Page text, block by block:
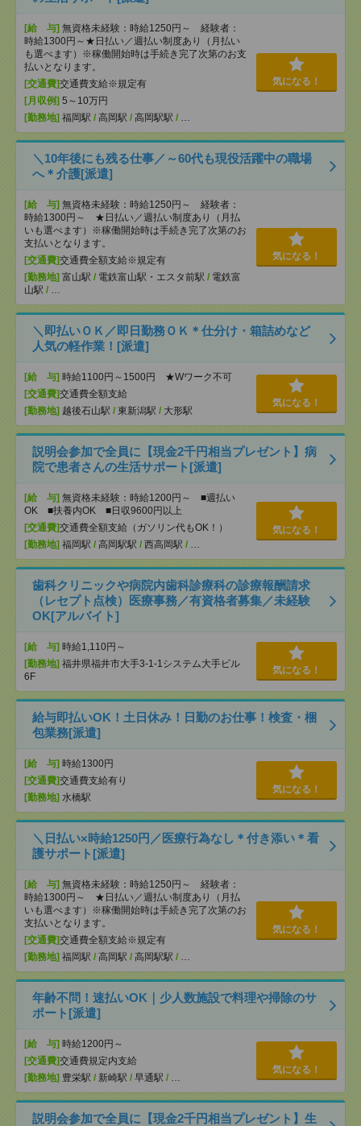
[給 与] 無資格未経験：時給1250円～ 経験者：
時給1300円～★日払い／週払い制度あり（月払い
も選べます）※稼働開始時は手続き完了次第のお支
払いとなります。
[交通費]交通費支給※規定有
[月収例] 5～10万円
[勤務地] 福岡駅 / 高岡駅 / 高岡駅駅 / …
気になる！
＼10年後にも残る仕事／～60代も現役活躍中の職場
へ＊介護[派遣]
[給 与] 無資格未経験：時給1250円～ 経験者：
時給1300円～ ★日払い／週払い制度あり（月払
いも選べます）※稼働開始時は手続き完了次第のお
支払いとなります。
[交通費]交通費全額支給※規定有
[勤務地] 富山駅 / 電鉄富山駅・エスタ前駅 / 電鉄富
山駅 / …
気になる！
＼即払いＯＫ／即日勤務ＯＫ＊仕分け・箱詰めなど
人気の軽作業！[派遣]
[給 与] 時給1100円～1500円 ★Wワーク不可
[交通費]交通費全額支給
[勤務地] 越後石山駅 / 東新潟駅 / 大形駅
気になる！
説明会参加で全員に【現金2千円相当プレゼント】病
院で患者さんの生活サポート[派遣]
[給 与] 無資格未経験：時給1200円～ ■週払い
OK ■扶養内OK ■日収9600円以上
[交通費]交通費全額支給（ガソリン代もOK！）
[勤務地] 福岡駅 / 高岡駅駅 / 西高岡駅 / …
気になる！
歯科クリニックや病院内歯科診療科の診療報酬請求
（レセプト点検）医療事務／有資格者募集／未経験
OK[アルバイト]
[給 与] 時給1,110円～
[勤務地] 福井県福井市大手3-1-1システム大手ビル
6F
気になる！
給与即払いOK！土日休み！日勤のお仕事！検査・梱
包業務[派遣]
[給 与] 時給1300円
[交通費]交通費支給有り
[勤務地] 水橋駅
気になる！
＼日払い×時給1250円／医療行為なし＊付き添い＊看
護サポート[派遣]
[給 与] 無資格未経験：時給1250円～ 経験者：
時給1300円～ ★日払い／週払い制度あり（月払
いも選べます）※稼働開始時は手続き完了次第のお
支払いとなります。
[交通費]交通費全額支給※規定有
[勤務地] 福岡駅 / 高岡駅 / 高岡駅駅 / …
気になる！
年齢不問！速払いOK｜少人数施設で料理や掃除のサ
ポート[派遣]
[給 与] 時給1200円～
[交通費]交通費規定内支給
[勤務地] 豊栄駅 / 新崎駅 / 早通駅 / …
気になる！
説明会参加で全員に【現金2千円相当プレゼント】生